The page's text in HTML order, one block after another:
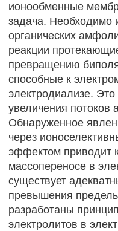
ионообменные
задача. Необходимо
органических
реакции
превращению
способные к
электродиализе.
увеличения потоков
Обнаруженное
через
эффектом приводит
массопереносе в
существует
превышения
разработаны
электролитов в